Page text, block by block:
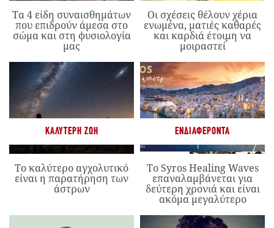
Τα 4 είδη συναισθημάτων
που επιδρούν άμεσα στο
σώμα και στη φυσιολογία
μας
Οι σχέσεις θέλουν χέρια
ενωμένα, ματιές καθαρές
και καρδιά έτοιμη να
μοιραστεί
ΚΑΛΎΤΕΡΗ ΖΩΉ
Το καλύτερο αγχολυτικό
είναι η παρατήρηση των
άστρων
ΕΝΔΙΑΦΈΡΟΝΤΑ
Το Syros Healing Waves
επαναλαμβάνεται για
δεύτερη χρονιά και είναι
ακόμα μεγαλύτερο